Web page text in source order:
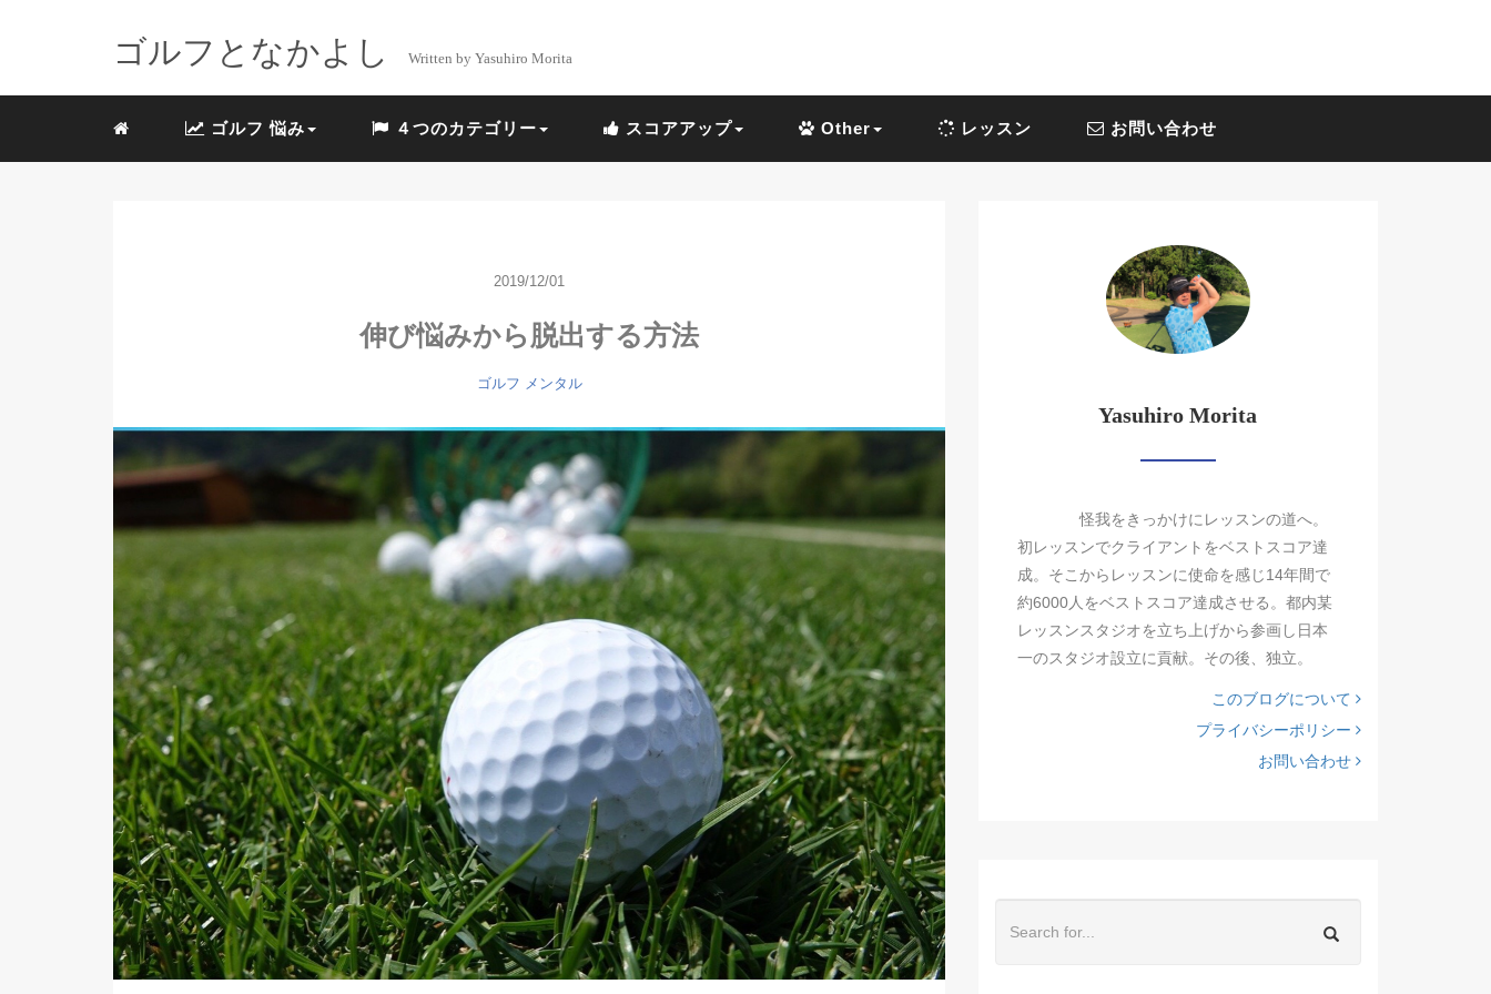
ゴルフとなかよし Written by Yasuhiro Morita
ゴルフ 悩み ４つのカテゴリー スコアアップ Other レッスン お問い合わせ
2019/12/01
伸び悩みから脱出する方法
ゴルフ メンタル
Yasuhiro Morita
怪我をきっかけにレッスンの道へ。
初レッスンでクライアントをベストスコア達
成。そこからレッスンに使命を感じ14年間で
約6000人をベストスコア達成させる。都内某
レッスンスタジオを立ち上げから参画し日本
一のスタジオ設立に貢献。その後、独立。
このブログについて
プライバシーポリシー
お問い合わせ